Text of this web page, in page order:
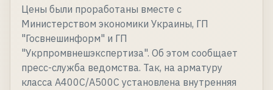
Цены были проработаны вместе с
Министерством экономики Украины, ГП
"Госвнешинформ" и ГП
"Укрпромвнешэкспертиза". Об этом сообщает
пресс-служба ведомства. Так, на арматуру
класса А400С/А500С установлена внутренняя